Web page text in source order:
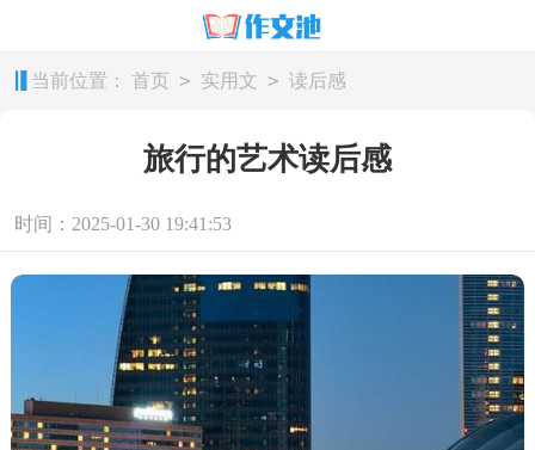
当前位置： 首页 > 实用文 > 读后感
旅行的艺术读后感
时间：2025-01-30 19:41:53